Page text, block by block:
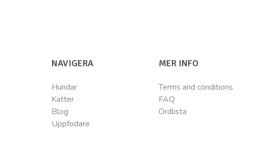
NAVIGERA
Hundar
Katter
Blog
Uppfodare
MER INFO
Terms and conditions
FAQ
Ordlista